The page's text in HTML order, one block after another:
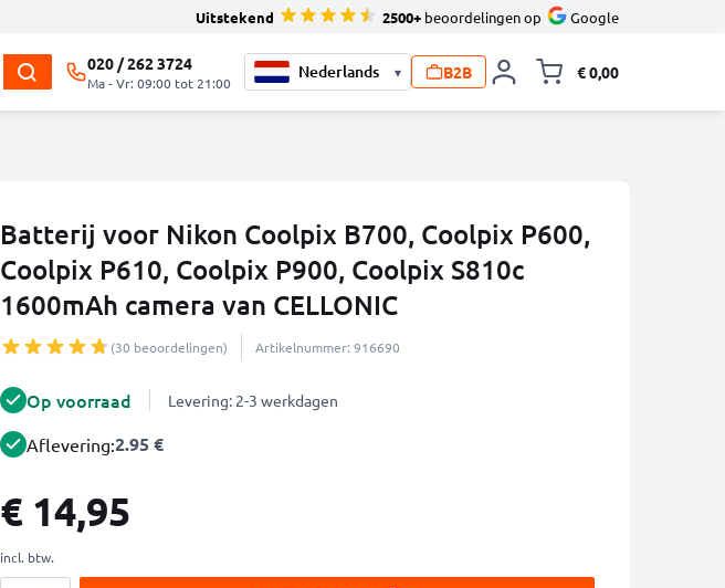
Uitstekend 2500+ beoordelingen op Google
020 / 262 3724
Ma - Vr: 09:00 tot 21:00
▾ B2B € 0,00
Batterij voor Nikon Coolpix B700, Coolpix P600,
Coolpix P610, Coolpix P900, Coolpix S810c
1600mAh camera van CELLONIC
(30 beoordelingen) Artikelnummer: 916690
Op voorraad Levering: 2-3 werkdagen
Aflevering:2.95 €
€ 14,95
incl. btw.